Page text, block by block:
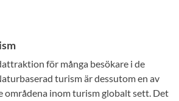
för många besökare i de
turism är dessutom en av
områdena inom turism globalt sett. Det